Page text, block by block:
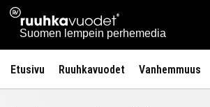
Siirry
sisältöön
Ruuhkavuodet.fi
Suomen lempein perhemedia
Etusivu Ruuhkavuodet Vanhemmuus